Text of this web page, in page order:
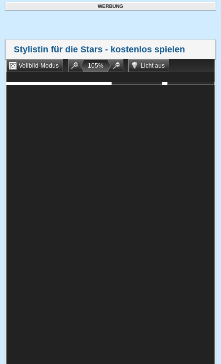
WERBUNG
Stylistin für die Stars - kostenlos spielen
Vollbild-Modus 105%
Licht aus